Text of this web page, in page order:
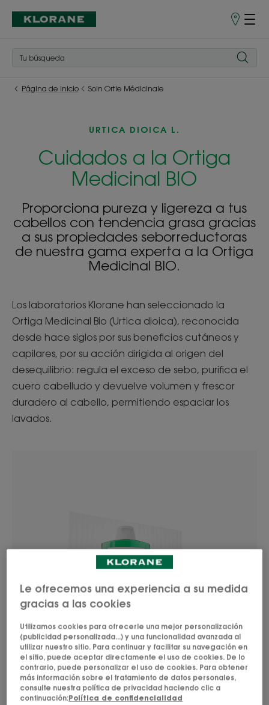
Puntos
Página de inicio Soin Ortie Médicinale
URTICA DIOICA L.
Cuidados a la Ortiga
Medicinal BIO
Proporciona pureza y ligereza a tus
cabellos con tendencia grasa gracias
a sus propiedades seborreductoras
de nuestra gama experta a la Ortiga
Medicinal BIO.
Los laboratorios Klorane han seleccionado la
Ortiga Medicinal Bio (Urtica dioica), reconocida
desde hace siglos por sus beneficios cutáneos y
capilares, por su acción dirigida al origen del
desequilibrio: regula el exceso de sebo, purifica el
cuero cabelludo y devuelve volumen y frescor
duradero al cabello, permitiendo espaciar los
lavados.
Le ofrecemos una experiencia a su medida
gracias a las cookies
Utilizamos cookies para ofrecerle una mejor personalización
(publicidad personalizada...) y una funcionalidad avanzada al
utilizar nuestro sitio. Para continuar y facilitar su navegación en
el sitio, puede aceptar directamente el uso de cookies. De lo
contrario, puede personalizar el uso de cookies. Para obtener
más información sobre el tratamiento de datos personales,
consulte nuestra política de privacidad haciendo clic a
continuación:Política de confidencialidad